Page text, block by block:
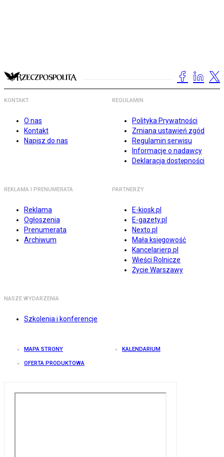
KONTAKT
O nas
Kontakt
Napisz do nas
REGULAMIN
Polityka Prywatności
Zmiana ustawień zgód
Regulamin serwisu
Informacje o nadawcy
Deklaracja dostępności
REKLAMA I PRENUMERATA
Reklama
Ogłoszenia
Prenumerata
Archiwum
PARTNERZY
E-kiosk.pl
E-gazety.pl
Nexto.pl
Mała księgowość
Kancelarierp.pl
Wieści Rolnicze
Życie Warszawy
NASZE WYDARZENIA
Szkolenia i konferencje
MAPA STRONY KALENDARIUM
OFERTA PRODUKTOWA